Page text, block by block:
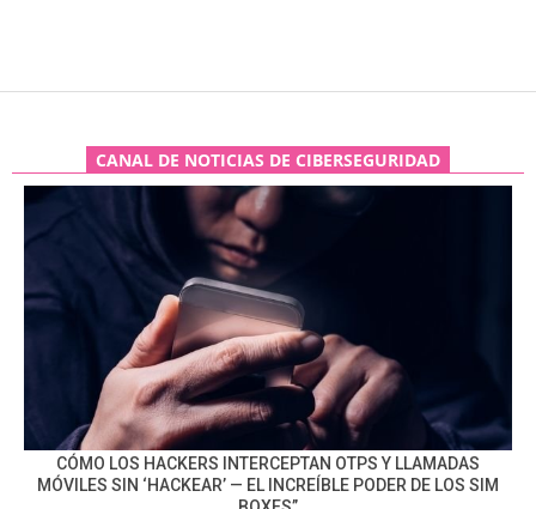
CANAL DE NOTICIAS DE CIBERSEGURIDAD
CÓMO LOS HACKERS INTERCEPTAN OTPS Y LLAMADAS
MÓVILES SIN ‘HACKEAR’ — EL INCREÍBLE PODER DE LOS SIM